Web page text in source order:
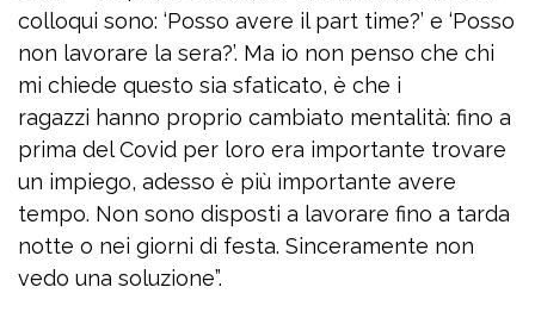
colloqui sono: ‘Posso avere il part time?’ e ‘Posso
non lavorare la sera?’. Ma io non penso che chi
mi chiede questo sia sfaticato, è che i
ragazzi hanno proprio cambiato mentalità: fino a
prima del Covid per loro era importante trovare
un impiego, adesso è più importante avere
tempo. Non sono disposti a lavorare fino a tarda
notte o nei giorni di festa. Sinceramente non
vedo una soluzione”.